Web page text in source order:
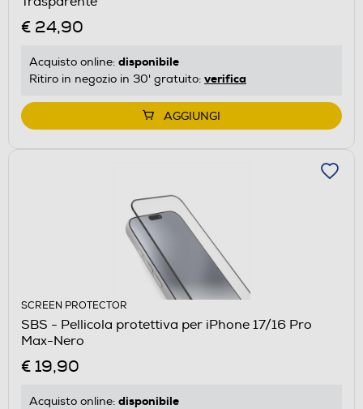
€ 24,90
Acquisto online: disponibile
Ritiro in negozio in 30' gratuito: verifica
AGGIUNGI
SCREEN PROTECTOR
SBS - Pellicola protettiva per iPhone 17/16 Pro
Max-Nero
€ 19,90
Acquisto online: disponibile